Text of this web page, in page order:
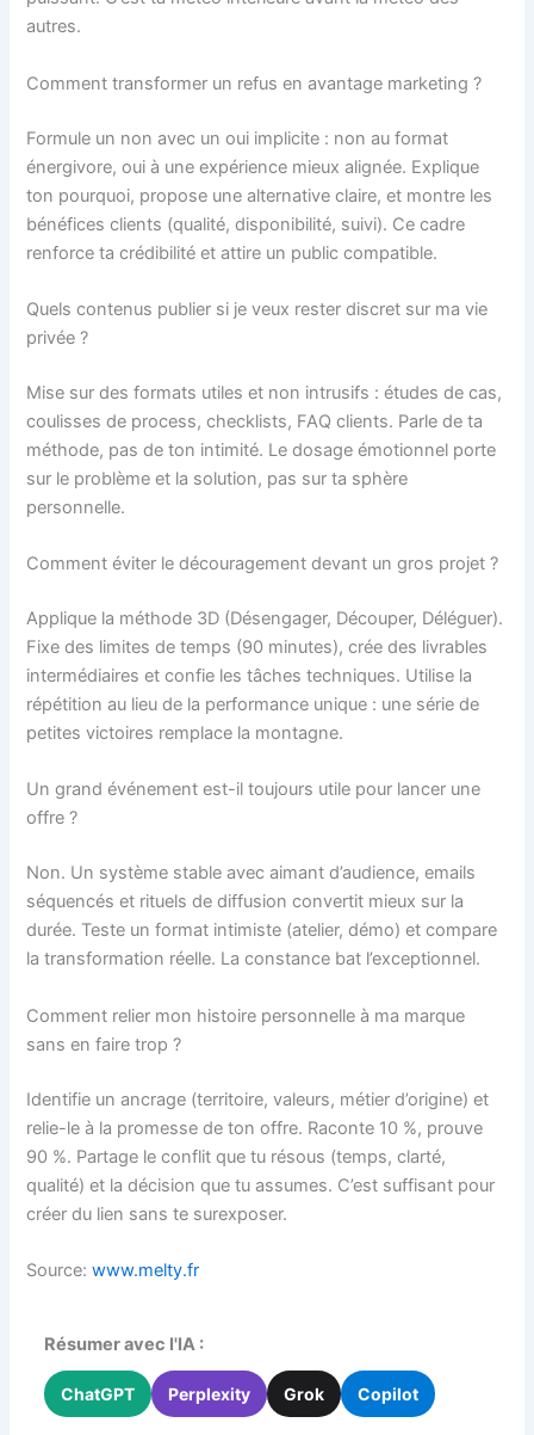
autres.
Comment transformer un refus en avantage marketing ?
Formule un non avec un oui implicite : non au format
énergivore, oui à une expérience mieux alignée. Explique
ton pourquoi, propose une alternative claire, et montre les
bénéfices clients (qualité, disponibilité, suivi). Ce cadre
renforce ta crédibilité et attire un public compatible.
Quels contenus publier si je veux rester discret sur ma vie
privée ?
Mise sur des formats utiles et non intrusifs : études de cas,
coulisses de process, checklists, FAQ clients. Parle de ta
méthode, pas de ton intimité. Le dosage émotionnel porte
sur le problème et la solution, pas sur ta sphère
personnelle.
Comment éviter le découragement devant un gros projet ?
Applique la méthode 3D (Désengager, Découper, Déléguer).
Fixe des limites de temps (90 minutes), crée des livrables
intermédiaires et confie les tâches techniques. Utilise la
répétition au lieu de la performance unique : une série de
petites victoires remplace la montagne.
Un grand événement est-il toujours utile pour lancer une
offre ?
Non. Un système stable avec aimant d’audience, emails
séquencés et rituels de diffusion convertit mieux sur la
durée. Teste un format intimiste (atelier, démo) et compare
la transformation réelle. La constance bat l’exceptionnel.
Comment relier mon histoire personnelle à ma marque
sans en faire trop ?
Identifie un ancrage (territoire, valeurs, métier d’origine) et
relie-le à la promesse de ton offre. Raconte 10 %, prouve
90 %. Partage le conflit que tu résous (temps, clarté,
qualité) et la décision que tu assumes. C’est suffisant pour
créer du lien sans te surexposer.
Source:www.melty.fr
Résumer avec l'IA :
ChatGPT Perplexity Grok Copilot